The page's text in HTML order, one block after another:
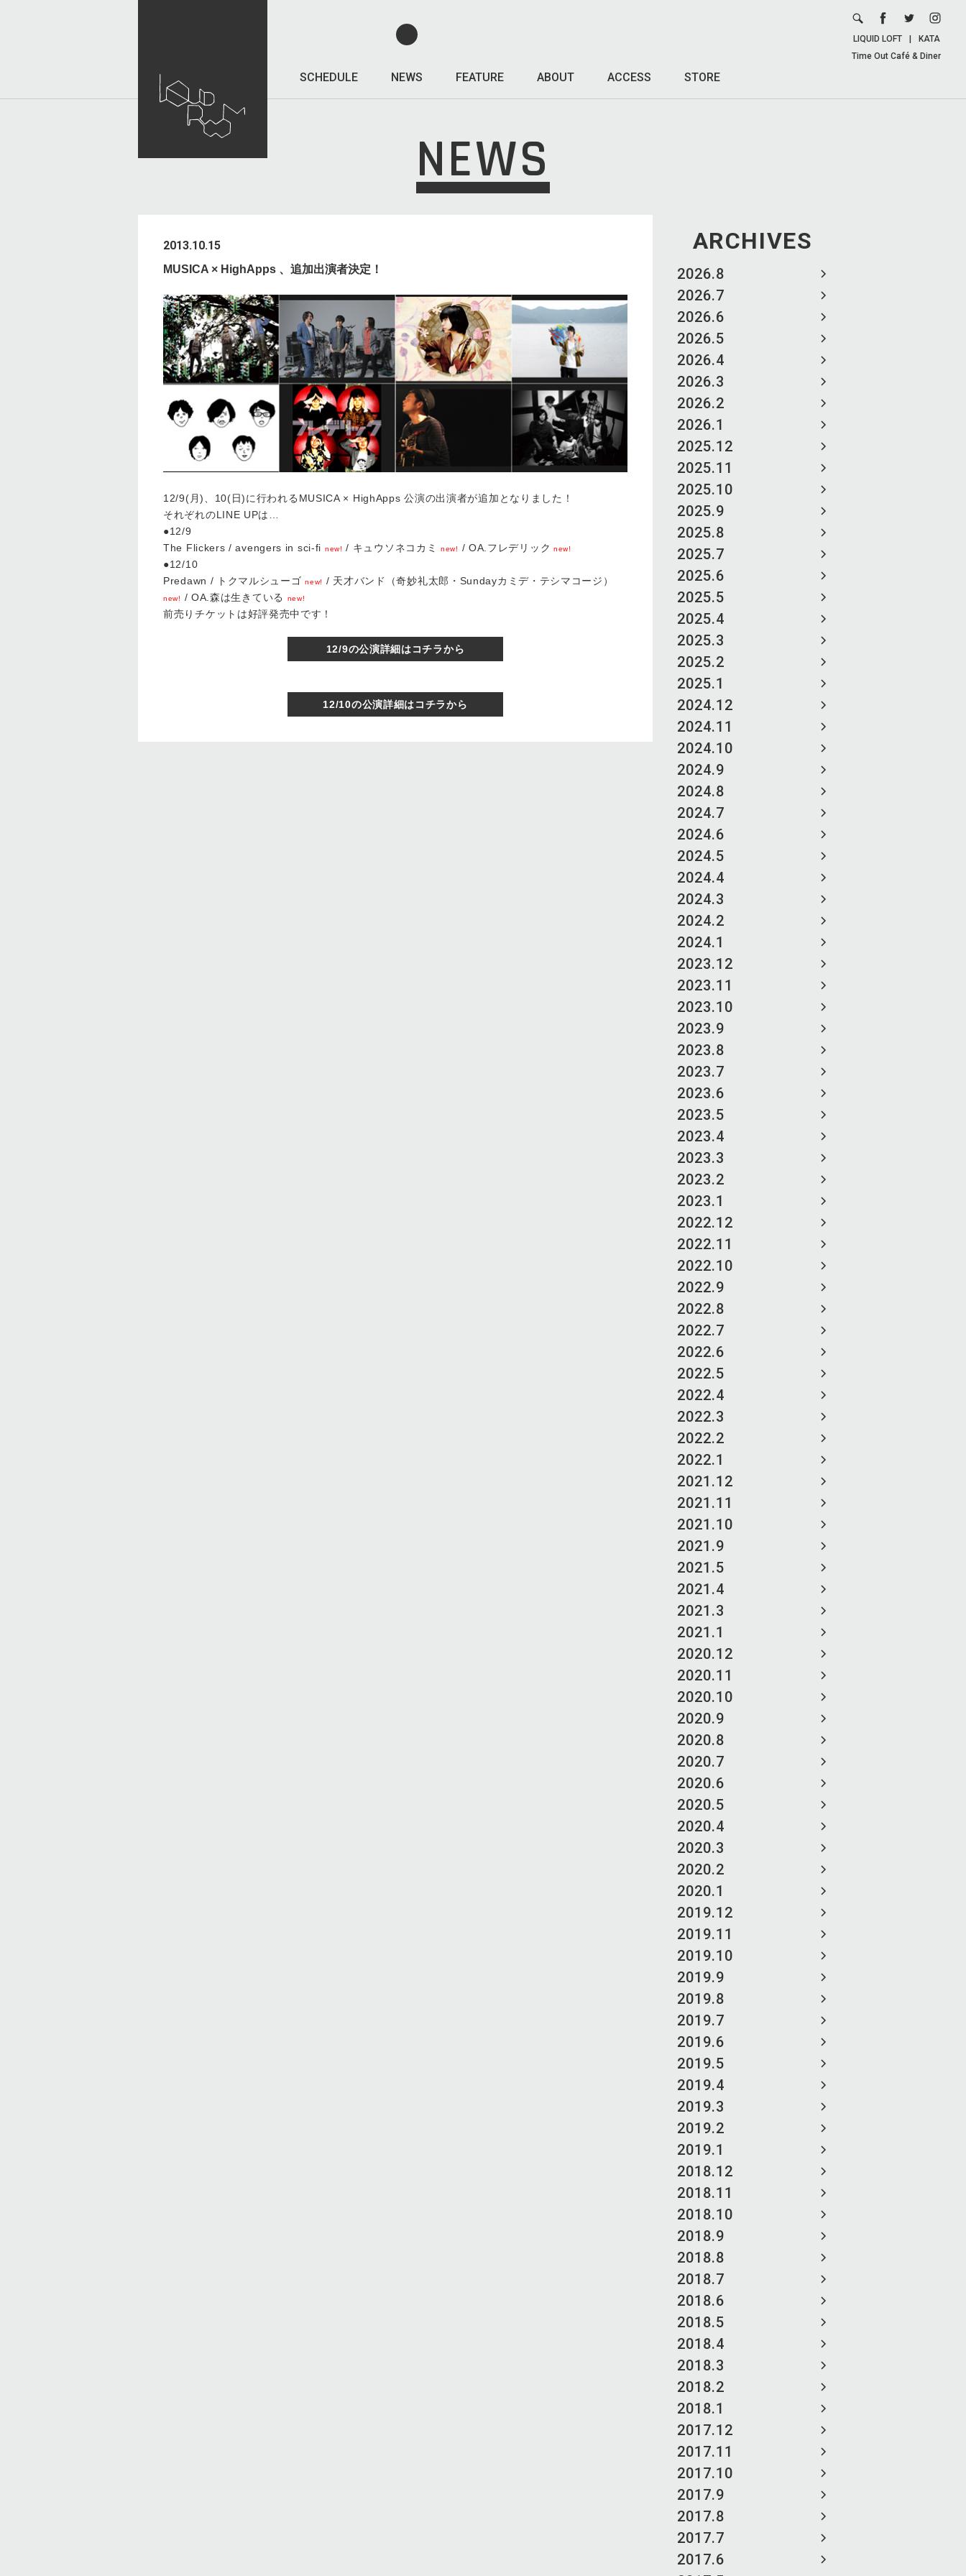
SCHEDULE NEWS FEATURE ABOUT ACCESS STORE
LIQUID LOFT
KATA
Time Out Café & Diner
NEWS
ARCHIVES
2026.8
2026.7
2026.6
2026.5
2026.4
2026.3
2026.2
2026.1
2025.12
2025.11
2025.10
2025.9
2025.8
2025.7
2025.6
2025.5
2025.4
2025.3
2025.2
2025.1
2024.12
2024.11
2024.10
2024.9
2024.8
2024.7
2024.6
2024.5
2024.4
2024.3
2024.2
2024.1
2023.12
2023.11
2023.10
2023.9
2023.8
2023.7
2023.6
2023.5
2023.4
2023.3
2023.2
2023.1
2022.12
2022.11
2022.10
2022.9
2022.8
2022.7
2022.6
2022.5
2022.4
2022.3
2022.2
2022.1
2021.12
2021.11
2021.10
2021.9
2021.5
2021.4
2021.3
2021.1
2020.12
2020.11
2020.10
2020.9
2020.8
2020.7
2020.6
2020.5
2020.4
2020.3
2020.2
2020.1
2019.12
2019.11
2019.10
2019.9
2019.8
2019.7
2019.6
2019.5
2019.4
2019.3
2019.2
2019.1
2018.12
2018.11
2018.10
2018.9
2018.8
2018.7
2018.6
2018.5
2018.4
2018.3
2018.2
2018.1
2017.12
2017.11
2017.10
2017.9
2017.8
2017.7
2017.6
2013.10.15
MUSICA × HighApps 、追加出演者決定！
12/9(月)、10(日)に行われるMUSICA × HighApps 公演の出演者が追加となりました！
それぞれのLINE UPは…
●12/9
The Flickers / avengers in sci-fi new! / キュウソネコカミnew! / OA.フレデリック new!
●12/10
Predawn / トクマルシューゴnew! / 天才バンド（奇妙礼太郎・Sundayカミデ・テシマコージ）
new! / OA.森は生きている new!
前売りチケットは好評発売中です！
12/9の公演詳細はコチラから
12/10の公演詳細はコチラから